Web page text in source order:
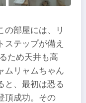
の部屋には、リ
ステップが備え
ため天井も高
ムリャムちゃん
と、最初は恐る
頂成功。その